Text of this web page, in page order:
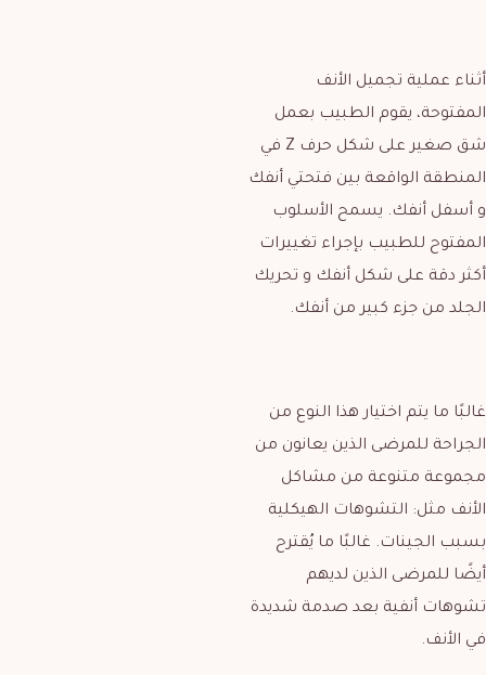
أثناء عملية تجميل الأنف
المفتوحة، يقوم الطبيب بعمل
شق صغير على شكل حرف Z في
المنطقة الواقعة بين فتحتي أنفك
و أسفل أنفك. يسمح الأسلوب
المفتوح للطبيب بإجراء تغييرات
أكثر دقة على شكل أنفك و تحريك
الجلد من جزء كبير من أنفك.
غالبًا ما يتم اختيار هذا النوع من
الجراحة للمرضى الذين يعانون من
مجموعة متنوعة من مشاكل
الأنف مثل: التشوهات الهيكلية
بسبب الجينات. غالبًا ما يُقترح
أيضًا للمرضى الذين لديهم
تشوهات أنفية بعد صدمة شديدة
في الأنف.